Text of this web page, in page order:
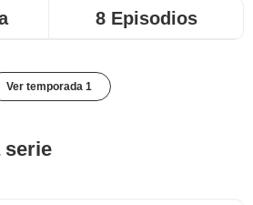
8 Episodios
Ver temporada 1
serie